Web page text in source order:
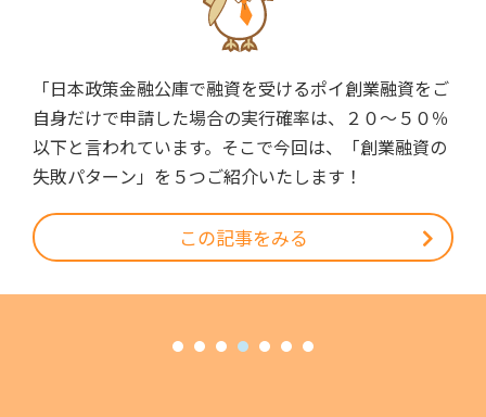
「日本政策金融公庫で融資を受けるポイ創業融資をご
自身だけで申請した場合の実行確率は、２０～５０％
以下と言われています。そこで今回は、「創業融資の
失敗パターン」を５つご紹介いたします！
この記事をみる